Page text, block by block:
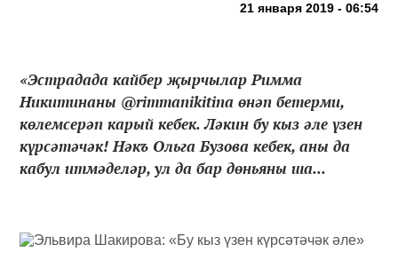
21 января 2019 - 06:54
«Эстрадада кайбер җырчылар Римма
Никитинаны @rimmanikitina өнәп бетерми,
көлемсерәп карый кебек. Ләкин бу кыз әле үзен
күрсәтәчәк! Нәкъ Ольга Бузова кебек, аны да
кабул итмәделәр, ул да бар дөньяны ша...